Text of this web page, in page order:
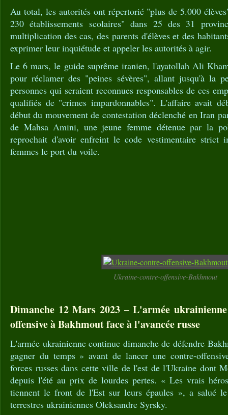
Au total, les autorités ont répertorié "plus de 5.000
230 établissements scolaires" dans 25 des 31
multiplication des cas, des parents d'élèves et des
exprimer leur inquiétude et appeler les autorités à agir.
Le 6 mars, le guide suprême iranien, l'ayatollah Ali
pour réclamer des "peines sévères", allant jusqu'à la
personnes qui seraient reconnues responsables de ces
qualifiés de "crimes impardonnables". L'affaire avait
début du mouvement de contestation déclenché en Iran
de Mahsa Amini, une jeune femme détenue par la
reprochait d'avoir enfreint le code vestimentaire strict
femmes le port du voile.
Ukraine-contre-offensive-Bakhmout
Dimanche 12 Mars 2023 – L'armée
offensive à Bakhmout face à l'avancée russe
L'armée ukrainienne continue dimanche de défendre
gagner du temps » avant de lancer une contre-
forces russes dans cette ville de l'est de l'Ukraine dont
depuis l'été au prix de lourdes pertes. « Les vrais
tiennent le front de l'Est sur leurs épaules », a salué le
terrestres ukrainiennes Oleksandre Syrsky.